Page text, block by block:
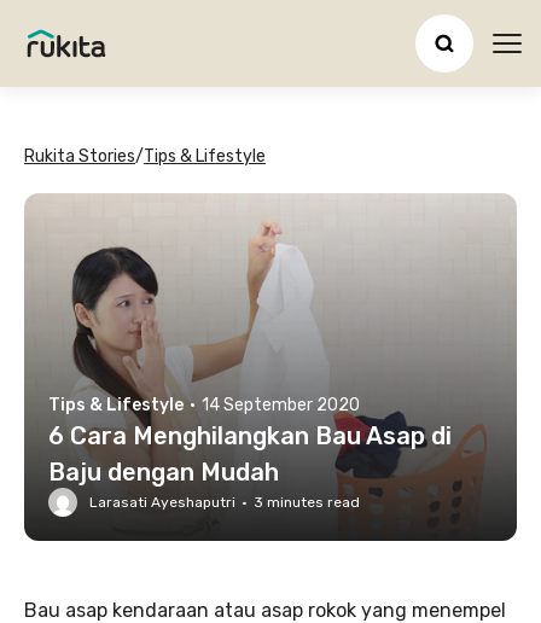
Rukita Stories/Tips & Lifestyle
Tips & Lifestyle · 14 September 2020
6 Cara Menghilangkan Bau Asap di
Baju dengan Mudah
Larasati Ayeshaputri · 3 minutes read
Bau asap kendaraan atau asap rokok yang menempel